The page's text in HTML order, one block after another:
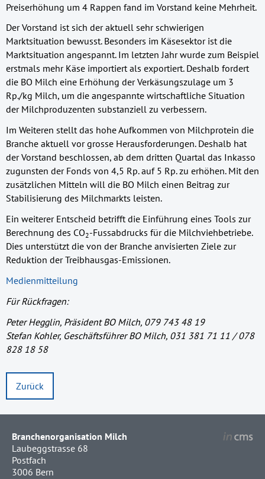
Preiserhöhung um 4 Rappen fand im Vorstand keine Mehrheit.
Der Vorstand ist sich der aktuell sehr schwierigen
Marktsituation bewusst. Besonders im Käsesektor ist die
Marktsituation angespannt. Im letzten Jahr wurde zum Beispiel
erstmals mehr Käse importiert als exportiert. Deshalb fordert
die BO Milch eine Erhöhung der Verkäsungszulage um 3
Rp./kg Milch, um die angespannte wirtschaftliche Situation
der Milchproduzenten substanziell zu verbessern.
Im Weiteren stellt das hohe Aufkommen von Milchprotein die
Branche aktuell vor grosse Herausforderungen. Deshalb hat
der Vorstand beschlossen, ab dem dritten Quartal das Inkasso
zugunsten der Fonds von 4,5 Rp. auf 5 Rp. zu erhöhen. Mit den
zusätzlichen Mitteln will die BO Milch einen Beitrag zur
Stabilisierung des Milchmarkts leisten.
Ein weiterer Entscheid betrifft die Einführung eines Tools zur
Berechnung des CO2-Fussabdrucks für die Milchviehbetriebe.
Dies unterstützt die von der Branche anvisierten Ziele zur
Reduktion der Treibhausgas-Emissionen.
Medienmitteilung
Für Rückfragen:
Peter Hegglin, Präsident BO Milch, 079 743 48 19
Stefan Kohler, Geschäftsführer BO Milch, 031 381 71 11 / 078
828 18 58
Zurück
Branchenorganisation Milch
Laubeggstrasse 68
Postfach
3006 Bern